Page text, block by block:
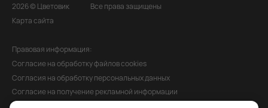
2026 © Цветовик
Все права защищены
Карта сайта
Правовая информация:
Согласие на обработку файлов cookies
Согласия на обработку персональных данных
Согласие на получение рекламной информации
Политика обработки персональных данных